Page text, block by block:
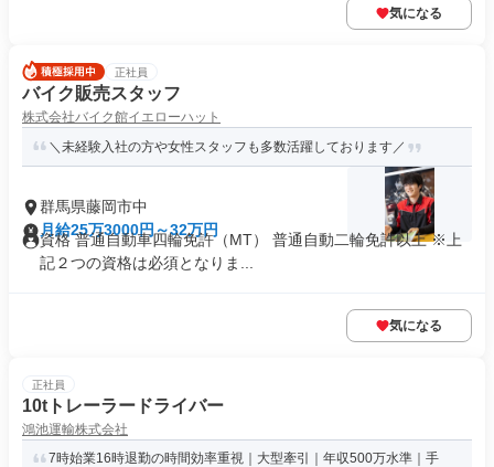
気になる
正社員
バイク販売スタッフ
株式会社バイク館イエローハット
＼未経験入社の方や女性スタッフも多数活躍しております／
群馬県藤岡市中
月給25万3000円～32万円
資格 普通自動車四輪免許（MT） 普通自動二輪免許以上 ※上
記２つの資格は必須となりま...
気になる
正社員
10tトレーラードライバー
鴻池運輸株式会社
7時始業16時退勤の時間効率重視｜大型牽引｜年収500万水準｜手